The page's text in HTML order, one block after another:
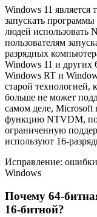
Windows 11 является
запускать
людей использовать
пользователям
разрядных
Windows 11 и других
Windows RT и
старой технологией,
больше не может
самом деле, Microsoft
функцию NTVDM,
ограниченную
используют 16-
Исправление:
Windows
Почему 64-
16-битной?